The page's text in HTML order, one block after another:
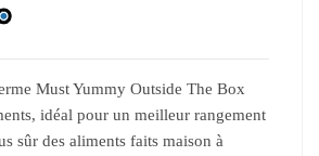
Must Yummy Outside The Box
idéal pour un meilleur rangement
sûr des aliments faits maison à